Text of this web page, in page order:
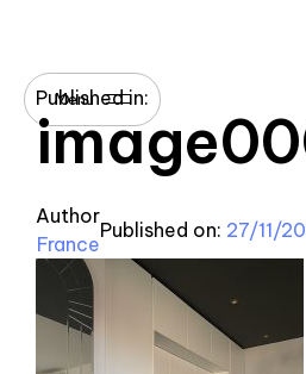
Menu
Published in:
Author
France
Published on: 27/11/